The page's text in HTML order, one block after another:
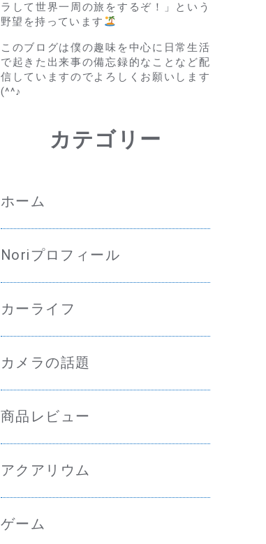
ラして世界一周の旅をするぞ！」という
野望を持っています
このブログは僕の趣味を中心に日常生活
で起きた出来事の備忘録的なことなど配
信していますのでよろしくお願いします
(^^♪
カテゴリー
ホーム
Noriプロフィール
カーライフ
カメラの話題
商品レビュー
アクアリウム
ゲーム